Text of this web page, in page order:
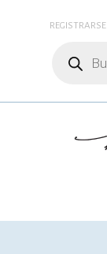
REGISTRARSE
productos